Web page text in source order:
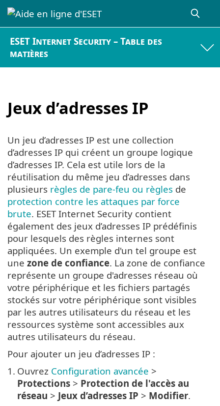
ESET Internet Security – Table des
matières
Jeux d’adresses IP
Un jeu d’adresses IP est une collection
d’adresses IP qui créent un groupe logique
d’adresses IP. Cela est utile lors de la
réutilisation du même jeu d’adresses dans
plusieurs règles de pare-feu ou règles de
protection contre les attaques par force
brute. ESET Internet Security contient
également des jeux d’adresses IP prédéfinis
pour lesquels des règles internes sont
appliquées. Un exemple d'un tel groupe est
une zone de confiance. La zone de confiance
représente un groupe d'adresses réseau où
votre périphérique et les fichiers partagés
stockés sur votre périphérique sont visibles
par les autres utilisateurs du réseau et les
ressources système sont accessibles aux
autres utilisateurs du réseau.
Pour ajouter un jeu d’adresses IP :
1. Ouvrez Configuration avancée >
Protections > Protection de l'accès au
réseau > Jeux d’adresses IP > Modifier.